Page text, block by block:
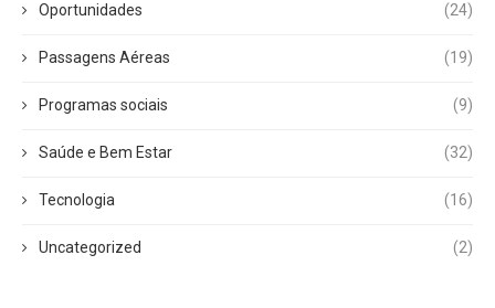
Oportunidades (24)
Passagens Aéreas (19)
Programas sociais (9)
Saúde e Bem Estar (32)
Tecnologia (16)
Uncategorized (2)